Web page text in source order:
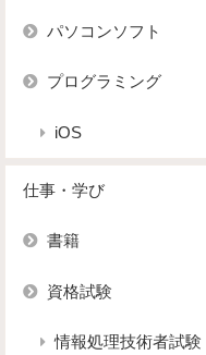
パソコンソフト
プログラミング
iOS
仕事・学び
書籍
資格試験
情報処理技術者試験